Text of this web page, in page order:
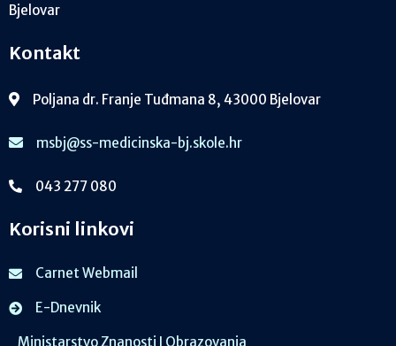
Bjelovar
Kontakt
Poljana dr. Franje Tuđmana 8, 43000 Bjelovar
msbj@ss-medicinska-bj.skole.hr
043 277 080
Korisni linkovi
Carnet Webmail
E-Dnevnik
Ministarstvo Znanosti I Obrazovanja